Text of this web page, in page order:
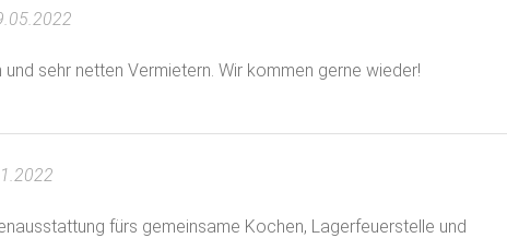
sehr netten Vermietern. Wir kommen gerne wieder!
fürs gemeinsame Kochen, Lagerfeuerstelle und